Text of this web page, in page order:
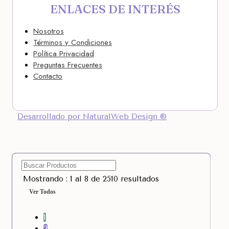
ENLACES DE INTERÉS
Nosotros
Términos y Condiciones
Política Privacidad
Preguntas Frecuentes
Contacto
Desarrollado por NaturalWeb Design ®
Mostrando : 1 al 8 de 2510 resultados
Ver Todos
1